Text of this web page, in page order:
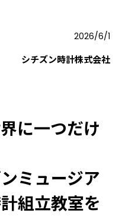
2026/6/1
シチズン時計株式会社
に一つだけ
ミュージア
組立教室を